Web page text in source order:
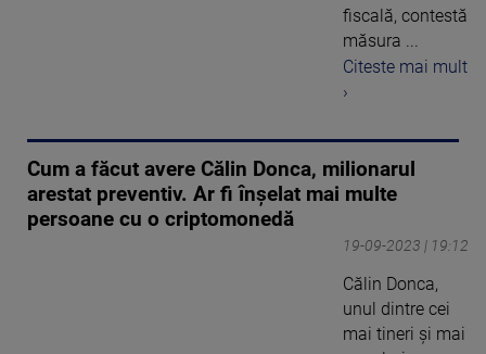
fiscală, contestă
măsura ...
Citeste mai mult
›
Cum a făcut avere Călin Donca, milionarul
arestat preventiv. Ar fi înșelat mai multe
persoane cu o criptomonedă
19-09-2023 | 19:12
Călin Donca,
unul dintre cei
mai tineri și mai